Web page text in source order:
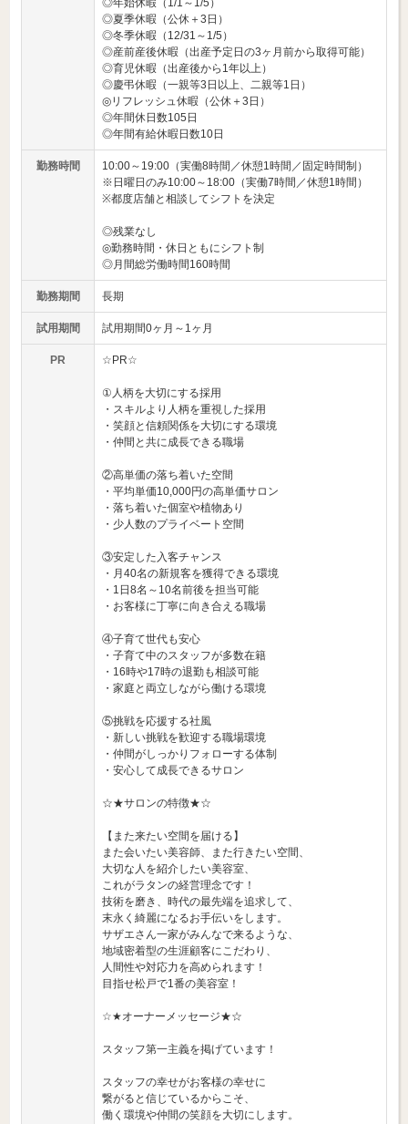
◎年始休暇（1/1～1/5）
◎夏季休暇（公休＋3日）
◎冬季休暇（12/31～1/5）
◎産前産後休暇（出産予定日の3ヶ月前から取得可能）
◎育児休暇（出産後から1年以上）
◎慶弔休暇（一親等3日以上、二親等1日）
◎リフレッシュ休暇（公休＋3日）
◎年間休日数105日
◎年間有給休暇日数10日
勤務時間
10:00～19:00（実働8時間／休憩1時間／固定時間制）
※日曜日のみ10:00～18:00（実働7時間／休憩1時間）
※都度店舗と相談してシフトを決定
◎残業なし
◎勤務時間・休日ともにシフト制
◎月間総労働時間160時間
勤務期間 長期
試用期間 試用期間0ヶ月～1ヶ月
PR ☆PR☆
①人柄を大切にする採用
・スキルより人柄を重視した採用
・笑顔と信頼関係を大切にする環境
・仲間と共に成長できる職場
②高単価の落ち着いた空間
・平均単価10,000円の高単価サロン
・落ち着いた個室や植物あり
・少人数のプライベート空間
③安定した入客チャンス
・月40名の新規客を獲得できる環境
・1日8名～10名前後を担当可能
・お客様に丁寧に向き合える職場
④子育て世代も安心
・子育て中のスタッフが多数在籍
・16時や17時の退勤も相談可能
・家庭と両立しながら働ける環境
⑤挑戦を応援する社風
・新しい挑戦を歓迎する職場環境
・仲間がしっかりフォローする体制
・安心して成長できるサロン
☆★サロンの特徴★☆
【また来たい空間を届ける】
また会いたい美容師、また行きたい空間、
大切な人を紹介したい美容室、
これがラタンの経営理念です！
技術を磨き、時代の最先端を追求して、
末永く綺麗になるお手伝いをします。
サザエさん一家がみんなで来るような、
地域密着型の生涯顧客にこだわり、
人間性や対応力を高められます！
目指せ松戸で1番の美容室！
☆★オーナーメッセージ★☆
スタッフ第一主義を掲げています！
スタッフの幸せがお客様の幸せに
繋がると信じているからこそ、
働く環境や仲間の笑顔を大切にします。